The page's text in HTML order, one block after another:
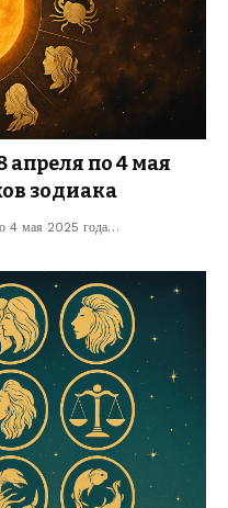
апреля по 4 мая
зодиака
4 мая 2025 года…